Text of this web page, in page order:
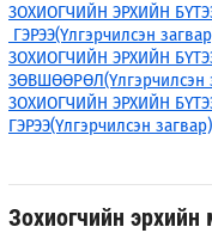
ЗОХИОГЧИЙН ЭРХИЙН
ГЭРЭЭ(Үлгэрчилсэн
ЗОХИОГЧИЙН ЭРХИЙН
ЗӨВШӨӨРӨЛ(Үлгэрчилсэн
ЗОХИОГЧИЙН ЭРХИЙН
ГЭРЭЭ(Үлгэрчилсэн загвар)
Зохиогчийн эрхийн